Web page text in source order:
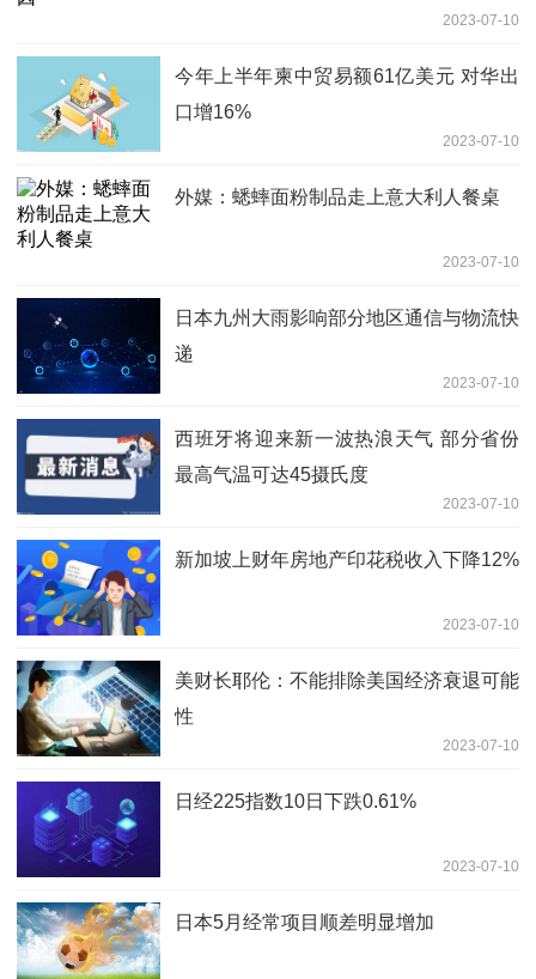
2023-07-10
今年上半年柬中贸易额61亿美元 对华出
口增16%
2023-07-10
外媒：蟋蟀面粉制品走上意大利人餐桌
2023-07-10
日本九州大雨影响部分地区通信与物流快
递
2023-07-10
西班牙将迎来新一波热浪天气 部分省份
最高气温可达45摄氏度
2023-07-10
新加坡上财年房地产印花税收入下降12%
2023-07-10
美财长耶伦：不能排除美国经济衰退可能
性
2023-07-10
日经225指数10日下跌0.61%
2023-07-10
日本5月经常项目顺差明显增加